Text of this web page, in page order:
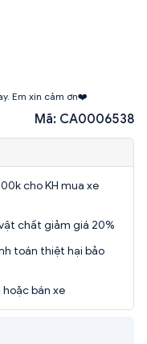
Em xin cảm ơn❤️
Mã: CA0006538
cho KH mua xe
chất giảm giá 20%
toán thiệt hại bảo
hoặc bán xe